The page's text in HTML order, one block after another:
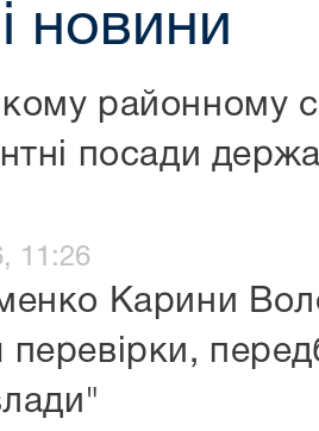
новини
районному
посади
11:26
Карини
перевірки,